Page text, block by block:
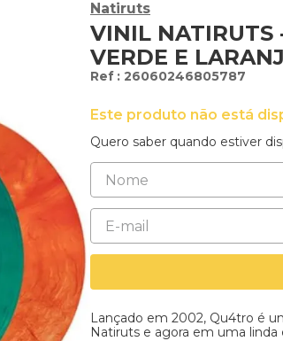
Natiruts
VINIL NATIRUTS
VERDE E
: 26060246805787
Este produto não está
Quero saber quando estiver
Lançado em 2002, Qu4tro é
Natiruts e agora em uma